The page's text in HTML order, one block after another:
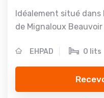
Idéalement situé
de Mignaloux
EHPAD 0 lits